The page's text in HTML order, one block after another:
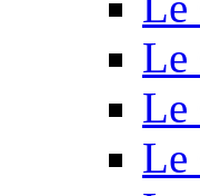
Le
Le
Le